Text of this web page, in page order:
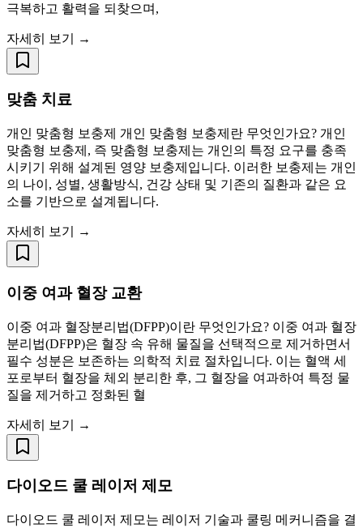
극복하고 활력을 되찾으며,
자세히 보기 →
맞춤 치료
개인 맞춤형 보충제 개인 맞춤형 보충제란 무엇인가요? 개인
맞춤형 보충제, 즉 맞춤형 보충제는 개인의 특정 요구를 충족
시키기 위해 설계된 영양 보충제입니다. 이러한 보충제는 개인
의 나이, 성별, 생활방식, 건강 상태 및 기존의 질환과 같은 요
소를 기반으로 설계됩니다.
자세히 보기 →
이중 여과 혈장 교환
이중 여과 혈장분리법(DFPP)이란 무엇인가요? 이중 여과 혈장
분리법(DFPP)은 혈장 속 유해 물질을 선택적으로 제거하면서
필수 성분은 보존하는 의학적 치료 절차입니다. 이는 혈액 세
포로부터 혈장을 체외 분리한 후, 그 혈장을 여과하여 특정 물
질을 제거하고 정화된 혈
자세히 보기 →
다이오드 쿨 레이저 제모
다이오드 쿨 레이저 제모는 레이저 기술과 쿨링 메커니즘을 결